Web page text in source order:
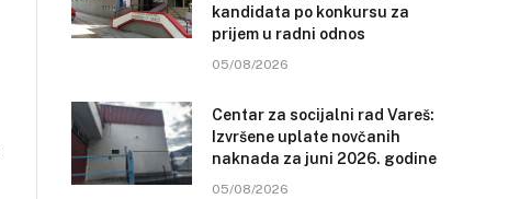
kandidata po konkursu za
prijem u radni odnos
05/08/2026
Centar za socijalni rad Vareš:
Izvršene uplate novčanih
naknada za juni 2026. godine
05/08/2026